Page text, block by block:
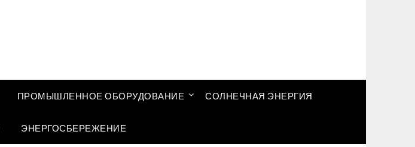
ПРОМЫШЛЕННОЕ ОБОРУДОВАНИЕ СОЛНЕЧНАЯ ЭНЕРГИЯ
ЭНЕРГОСБЕРЕЖЕНИЕ